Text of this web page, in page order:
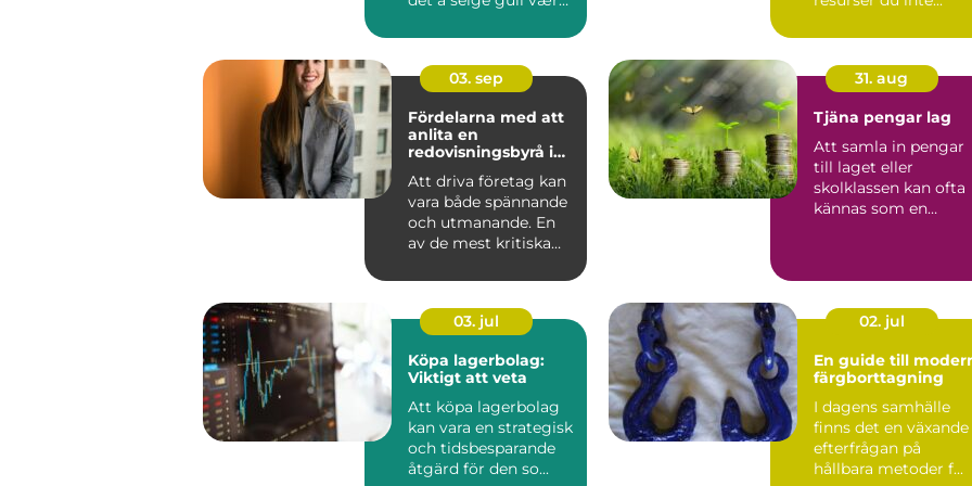
03. sep
Fördelarna med att
anlita en
redovisningsbyrå i
Att driva företag kan
vara både spännande
och utmanande. En
av de mest kritiska
31. aug
Tjäna pengar lag
Att samla in pengar
till laget eller
skolklassen kan ofta
kännas som en
03. jul
Köpa lagerbolag:
Viktigt att veta
Att köpa lagerbolag
kan vara en strategisk
och tidsbesparande
åtgärd för den so...
02. jul
En guide till
färgborttagning
I dagens samhälle
finns det en växande
efterfrågan på
hållbara metoder f...